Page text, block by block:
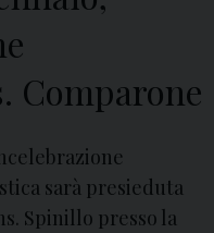
Comparone
sarà presieduta
Spinillo presso la